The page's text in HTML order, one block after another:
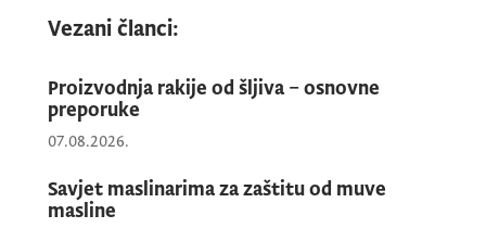
danima nastaviti da prati situaciju na terenu
i preduzima mjere u cilju zaštite građana i
Posebno naglašavamo da je neadekvatno
upravljanje otpadom jedan od vodećih
razloga pojave medvjeda u naseljenim
Vezani članci:
Proizvodnja rakije od šljiva – osnovne
preporuke
07.08.2026.
Savjet maslinarima za zaštitu od muve
masline